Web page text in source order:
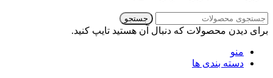
جستجو
برای دیدن محصولات که دنبال آن هستید تایپ کنید.
منو
دسته بندی ها